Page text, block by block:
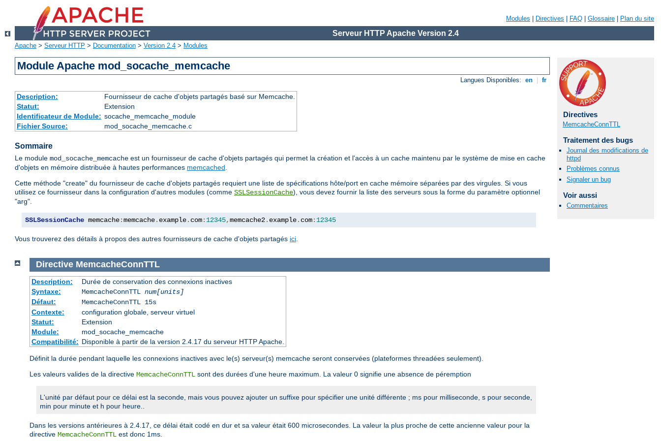
Modules Directives FAQ Glossaire Plan du site
Serveur HTTP Apache Version 2.4
Apache > Serveur HTTP > Documentation > Version 2.4 > Modules
Module Apache mod_socache_memcache
Langues Disponibles: en fr
Description:
Fournisseur de cache d'objets partagés basé sur Memcache.
Statut:
Extension
Identificateur de Module: socache_memcache_module
Fichier Source:
mod_socache_memcache.c
Sommaire
Le module mod_socache_memcache est un fournisseur de cache d'objets partagés qui permet la création et l'accès à un cache maintenu par le système de mise en cache
d'objets en mémoire distribuée à hautes performances memcached.
Cette méthode "create" du fournisseur de cache d'objets partagés requiert une liste de spécifications hôte/port en cache mémoire séparées par des virgules. Si vous
utilisez ce fournisseur dans la configuration d'autres modules (comme SSLSessionCache), vous devez fournir la liste des serveurs sous la forme du paramètre optionnel
"arg".
SSLSessionCache memcache:memcache. example. com: 12345,memcache2. example. com: 12345
Vous trouverez des détails à propos des autres fournisseurs de cache d'objets partagés ici.
Directives
MemcacheConnTTL
Traitement des bugs
Journal des modifications de
httpd
Problèmes connus
Signaler un bug
Voir aussi
Commentaires
Directive MemcacheConnTTL
Description:
Durée de conservation des connexions inactives
Syntaxe:
MemcacheConnTTL num[units]
Défaut:
MemcacheConnTTL 15s
Contexte:
configuration globale, serveur virtuel
Statut:
Extension
Module:
mod_socache_memcache
Compatibilité: Disponible à partir de la version 2.4.17 du serveur HTTP Apache.
Définit la durée pendant laquelle les connexions inactives avec le(s) serveur(s) memcache seront conservées (plateformes threadées seulement).
Les valeurs valides de la directive MemcacheConnTTL sont des durées d'une heure maximum. La valeur 0 signifie une absence de péremption
L'unité par défaut pour ce délai est la seconde, mais vous pouvez ajouter un suffixe pour spécifier une unité différente ; ms pour milliseconde, s pour seconde,
min pour minute et h pour heure..
Dans les versions antérieures à 2.4.17, ce délai était codé en dur et sa valeur était 600 microsecondes. La valeur la plus proche de cette ancienne valeur pour la
directive MemcacheConnTTL est donc 1ms.